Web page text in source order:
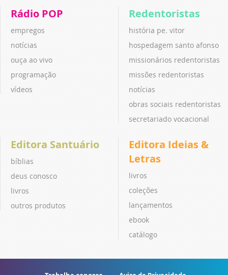
Rádio POP
empregos
notícias
ouça ao vivo
programação
vídeos
Redentoristas
história pe. vitor
hospedagem santo afonso
missionários redentoristas
missões redentoristas
notícias
obras sociais redentoristas
secretariado vocacional
Editora Santuário
bíblias
deus conosco
livros
outros produtos
Editora Ideias &
Letras
livros
coleções
lançamentos
ebook
catálogo